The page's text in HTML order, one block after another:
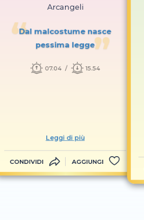
Arcangeli
Dal malcostume nasce
pessima legge
07.04 15.54
Leggi di più
CONDIVIDI AGGIUNGI